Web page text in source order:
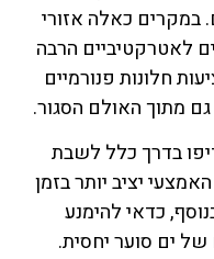
במקרים כאלה אזורי
לאטרקטיביים הרבה
חלונות פנורמיים
מתוך האולם הסגור.
בדרך כלל לשבת
יציב יותר בזמן
כדאי להימנע
ים סוער יחסית.